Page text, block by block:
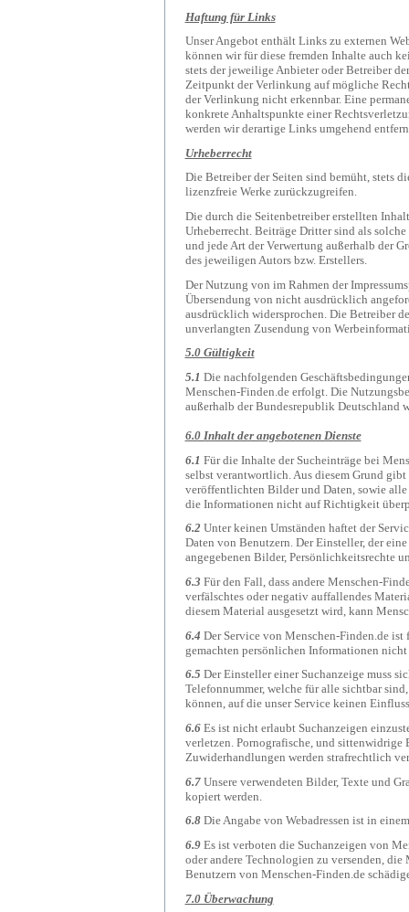
Haftung für Links
Unser Angebot enthält Links zu externen
können wir für diese fremden Inhalte auch
stets der jeweilige Anbieter oder Betreiber
Zeitpunkt der Verlinkung auf mögliche
der Verlinkung nicht erkennbar. Eine
konkrete Anhaltspunkte einer
werden wir derartige Links umgehend
Urheberrecht
Die Betreiber der Seiten sind bemüht, stets
lizenzfreie Werke zurückzugreifen.
Die durch die Seitenbetreiber erstellten
Urheberrecht. Beiträge Dritter sind als
und jede Art der Verwertung außerhalb der
des jeweiligen Autors bzw. Erstellers.
Der Nutzung von im Rahmen der
Übersendung von nicht ausdrücklich
ausdrücklich widersprochen. Die Betreiber
unverlangten Zusendung von
5.0 Gültigkeit
5.1 Die nachfolgenden
Menschen-Finden.de erfolgt. Die
außerhalb der Bundesrepublik Deutschland
6.0 Inhalt der angebotenen Dienste
6.1 Für die Inhalte der Sucheinträge bei
selbst verantwortlich. Aus diesem Grund
veröffentlichten Bilder und Daten, sowie alle
die Informationen nicht auf Richtigkeit
6.2 Unter keinen Umständen haftet der
Daten von Benutzern. Der Einsteller, der
angegebenen Bilder, Persönlichkeitsrechte
6.3 Für den Fall, dass andere Menschen-
verfälschtes oder negativ auffallendes
diesem Material ausgesetzt wird, kann
6.4 Der Service von Menschen-Finden.de
gemachten persönlichen Informationen
6.5 Der Einsteller einer Suchanzeige muss
Telefonnummer, welche für alle sichtbar
können, auf die unser Service keinen
6.6 Es ist nicht erlaubt Suchanzeigen
verletzen. Pornografische, und sittenwidrige
Zuwiderhandlungen werden strafrechtlich
6.7 Unsere verwendeten Bilder, Texte und
kopiert werden.
6.8Die Angabe von Webadressen ist in
6.9 Es ist verboten die Suchanzeigen von
oder andere Technologien zu versenden,
Benutzern von Menschen-Finden.de
7.0 Überwachung